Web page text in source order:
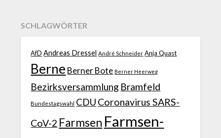
SCHLAGWÖRTER
AfD Andreas Dressel André Schneider Anja Quast
Berne Berner Bote Berner Heerweg
Bezirksversammlung Bramfeld
Bundestagswahl CDU Coronavirus SARS-
CoV-2 Farmsen Farmsen-